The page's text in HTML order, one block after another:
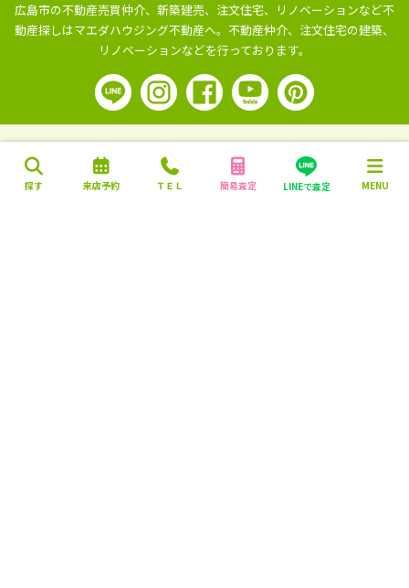
探す 来店予約 ＴＥＬ 簡易査定 LINEで査定 MENU
広島市の不動産売買仲介、新築建売、注文住宅、リノベーションなど不
動産探しはマエダハウジング不動産へ。 不動産仲介、注文住宅の建築、
リノベーションなどを行っております。